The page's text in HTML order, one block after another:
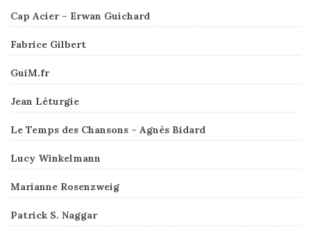
Cap Acier – Erwan Guichard
Fabrice Gilbert
GuiM.fr
Jean Léturgie
Le Temps des Chansons – Agnès Bidard
Lucy Winkelmann
Marianne Rosenzweig
Patrick S. Naggar